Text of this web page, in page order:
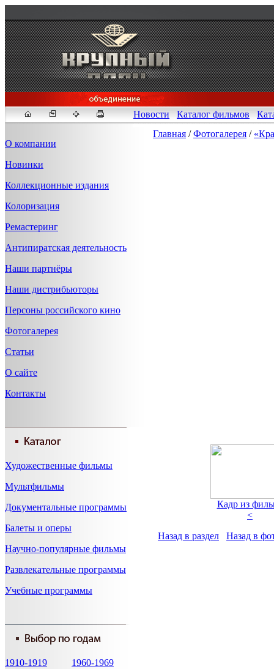
Новости Каталог фильмов
О компании
Новинки
Коллекционные издания
Колоризация
Ремастеринг
Антипиратская деятельность
Наши партнёры
Наши дистрибьюторы
Персоны российского кино
Фотогалерея
Статьи
О сайте
Контакты
Художественные фильмы
Мультфильмы
Документальные программы
Балеты и оперы
Научно-популярные фильмы
Развлекательные программы
Учебные программы
1910-1919
1960-1969
Главная /Фотогалерея /
Кадр из
<
Назад в раздел
Назад в